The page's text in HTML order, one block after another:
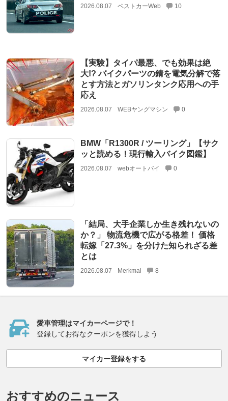
2026.08.07 ベストカーWeb 10
【実験】タイパ最悪、でも効果は絶
大!? バイクパーツの錆を電気分解で落
とす方法とガソリンタンク応用への手
応え
2026.08.07 WEBヤングマシン 0
BMW「R1300R / ツーリング」【サク
ッと読める！現行輸入バイク図鑑】
2026.08.07 webオートバイ 0
「結局、大手企業しか生き残れないの
か？」 物流危機で広がる格差！ 価格
転嫁「27.3%」を分けた知られざる差
とは
2026.08.07 Merkmal 8
愛車管理はマイカーページで！
登録してお得なクーポンを獲得しよう
マイカー登録をする
おすすめのニュース